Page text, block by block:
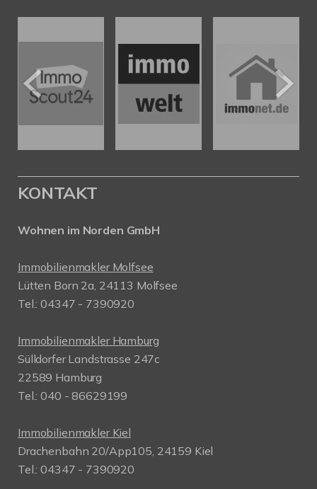
KONTAKT
Wohnen im Norden GmbH
Immobilienmakler Molfsee
Lütten Born 2a, 24113 Molfsee
Tel.: 04347 - 7390920
Immobilienmakler Hamburg
Sülldorfer Landstrasse 247c
22589 Hamburg
Tel.: 040 - 86629199
Immobilienmakler Kiel
Drachenbahn 20/App105, 24159 Kiel
Tel.: 04347 - 7390920